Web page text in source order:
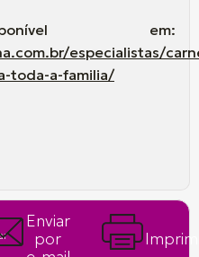
em:
especialistas/
toda-a-familia/
Enviar
por